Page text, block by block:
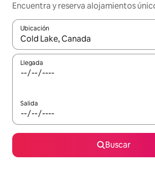
Encuentra y reserva alojamientos
Ubicación
Cuando los resultados estén
Llegada
Salida
Buscar